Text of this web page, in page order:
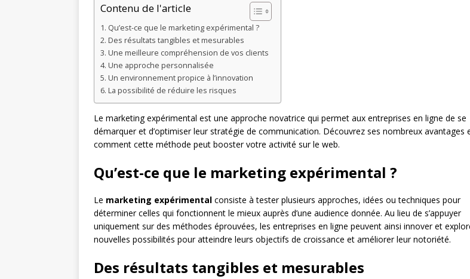
Contenu de l'article
Qu’est-ce que le marketing expérimental ?
Des résultats tangibles et mesurables
Une meilleure compréhension de vos clients
Une approche personnalisée
Un environnement propice à l’innovation
La possibilité de réduire les risques
Le marketing expérimental est une approche novatrice qui permet aux entreprises en ligne de se
démarquer et d’optimiser leur stratégie de communication. Découvrez ses nombreux avantages
comment cette méthode peut booster votre activité sur le web.
Qu’est-ce que le marketing expérimental ?
Le marketing expérimental consiste à tester plusieurs approches, idées ou techniques pour
déterminer celles qui fonctionnent le mieux auprès d’une audience donnée. Au lieu de s’appuyer
uniquement sur des méthodes éprouvées, les entreprises en ligne peuvent ainsi innover et
nouvelles possibilités pour atteindre leurs objectifs de croissance et améliorer leur notoriété.
Des résultats tangibles et mesurables